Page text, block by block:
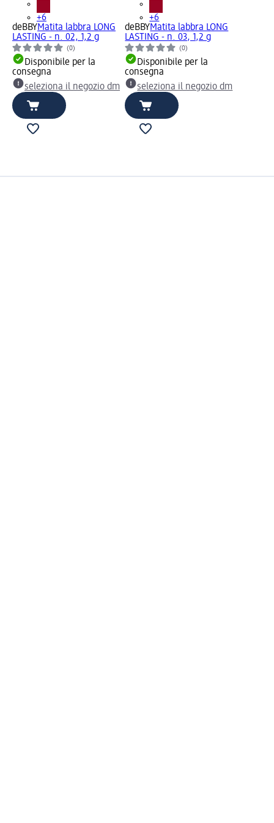
+6
deBBYMatita labbra LONG
LASTING - n. 02, 1,2 g
(0)
Disponibile per la
consegna
seleziona il negozio dm
+6
deBBYMatita labbra LONG
LASTING - n. 03, 1,2 g
(0)
Disponibile per la
consegna
seleziona il negozio dm